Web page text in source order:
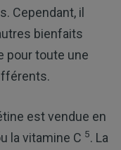
Cependant, il
bienfaits
pour toute une
est vendue en
la vitamine C 5. La